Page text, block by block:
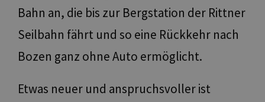
Bahn an, die bis zur Bergstation der Rittner
Seilbahn fährt und so eine Rückkehr nach
Bozen ganz ohne Auto ermöglicht.
Etwas neuer und anspruchsvoller ist